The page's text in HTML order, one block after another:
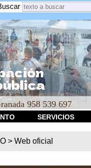
958 539 697
SERVICIOS
> Web oficial